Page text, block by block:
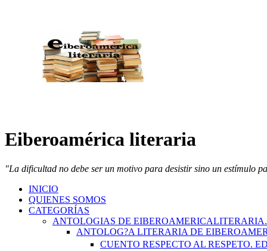
Eiberoamérica literaria
"La dificultad no debe ser un motivo para desistir sino un estímulo
INICIO
QUIENES SOMOS
CATEGORÍAS
ANTOLOGIAS DE
ANTOLOG?A LITERARIA DE
CUENTO RESPECTO AL RESPETO.